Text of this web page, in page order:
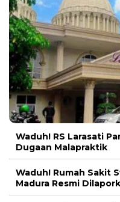
Waduh! RS Larasati
Dugaan Malapraktik
Waduh! Rumah Sakit
Madura Resmi